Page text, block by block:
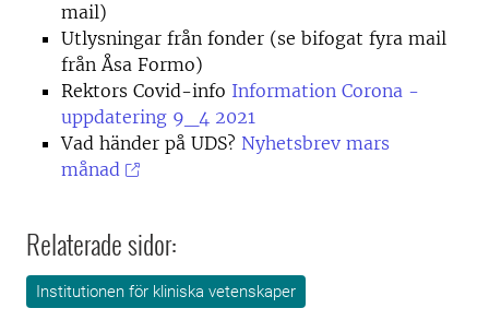
mail)
Utlysningar från fonder (se bifogat fyra mail
från Åsa Formo)
Rektors Covid-info Information Corona -
uppdatering 9_4 2021
Vad händer på UDS? Nyhetsbrev mars
månad
Relaterade sidor:
Institutionen för kliniska vetenskaper